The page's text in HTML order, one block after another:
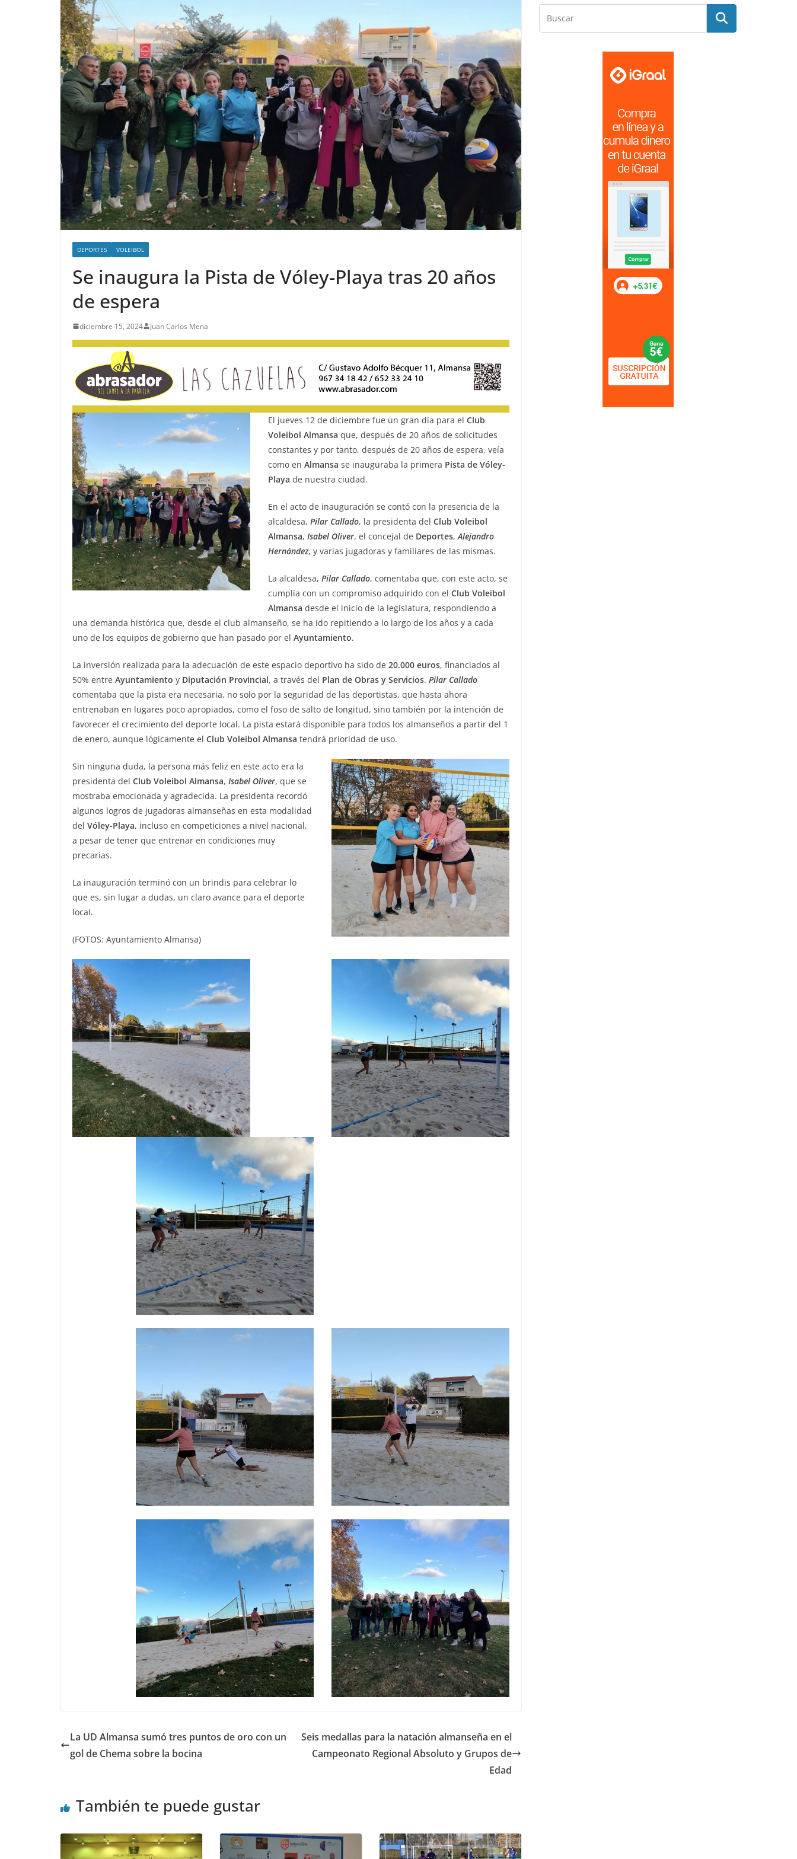
DEPORTES VOLEIBOL
Se inaugura la Pista de Vóley-Playa tras 20 años
de espera
diciembre 15, 2024 Juan Carlos Mena
El jueves 12 de diciembre fue un gran día para el Club
Voleibol Almansa que, después de 20 años de solicitudes
constantes y por tanto, después de 20 años de espera, veía
como en Almansa se inauguraba la primera Pista de Vóley-
Playa de nuestra ciudad.
En el acto de inauguración se contó con la presencia de la
alcaldesa, Pilar Callado, la presidenta del Club Voleibol
Almansa, Isabel Oliver, el concejal de Deportes, Alejandro
Hernández, y varias jugadoras y familiares de las mismas.
La alcaldesa, Pilar Callado, comentaba que, con este acto, se
cumplía con un compromiso adquirido con el Club Voleibol
Almansa desde el inicio de la legislatura, respondiendo a
una demanda histórica que, desde el club almanseño, se ha ido repitiendo a lo largo de los años y a cada
uno de los equipos de gobierno que han pasado por el Ayuntamiento.
La inversión realizada para la adecuación de este espacio deportivo ha sido de 20.000 euros, financiados al
50% entre Ayuntamiento y Diputación Provincial, a través del Plan de Obras y Servicios. Pilar Callado
comentaba que la pista era necesaria, no solo por la seguridad de las deportistas, que hasta ahora
entrenaban en lugares poco apropiados, como el foso de salto de longitud, sino también por la intención de
favorecer el crecimiento del deporte local. La pista estará disponible para todos los almanseños a partir del 1
de enero, aunque lógicamente el Club Voleibol Almansa tendrá prioridad de uso.
Sin ninguna duda, la persona más feliz en este acto era la
presidenta del Club Voleibol Almansa, Isabel Oliver, que se
mostraba emocionada y agradecida. La presidenta recordó
algunos logros de jugadoras almanseñas en esta modalidad
del Vóley-Playa, incluso en competiciones a nivel nacional,
a pesar de tener que entrenar en condiciones muy
precarias.
La inauguración terminó con un brindis para celebrar lo
que es, sin lugar a dudas, un claro avance para el deporte
local.
(FOTOS: Ayuntamiento Almansa)
La UD Almansa sumó tres puntos de oro con un
gol de Chema sobre la bocina
Seis medallas para la natación almanseña en el
Campeonato Regional Absoluto y Grupos de
Edad
También te puede gustar